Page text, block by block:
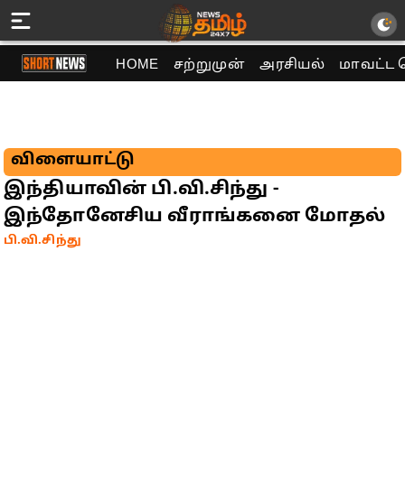
HOME சற்றுமுன் அரசியல் மாவட்ட
விளையாட்டு
இந்தியாவின் பி.வி.சிந்து -
இந்தோனேசிய வீராங்கனை மோதல்
பி.வி.சிந்து